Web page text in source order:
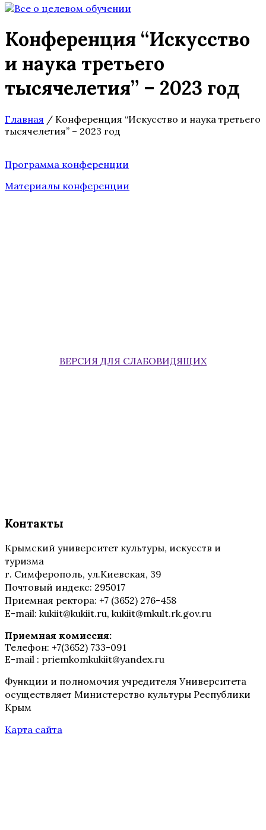
Конференция “Искусство
и наука третьего
тысячелетия” – 2023 год
Главная / Конференция “Искусство и наука третьего
тысячелетия” – 2023 год
Программа конференции
Материалы конференции
ВЕРСИЯ ДЛЯ СЛАБОВИДЯЩИХ
Контакты
Крымский университет культуры, искусств и
туризма
г. Симферополь, ул.Киевская, 39
Почтовый индекс: 295017
Приемная ректора: +7 (3652) 276-458
E-mail: kukiit@kukiit.ru, kukiit@mkult.rk.gov.ru
Приемная комиссия:
Телефон: +7(3652) 733-091
E-mail : priemkomkukiit@yandex.ru
Функции и полномочия учредителя Университета
осуществляет Министерство культуры Республики
Крым
Карта сайта